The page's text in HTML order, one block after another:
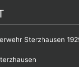
Sterzhausen